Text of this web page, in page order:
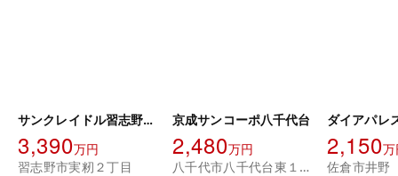
サンクレイドル習志野パセオ
3,390万円
習志野市実籾２丁目
京成サンコーポ八千代台
2,480万円
八千代市八千代台東１丁目
ダイアパレ
2,150万
佐倉市井野